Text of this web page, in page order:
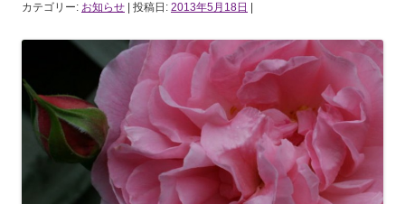
カテゴリー: お知らせ | 投稿日: 2013年5月18日